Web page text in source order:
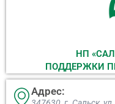
НП
ПОДДЕРЖКИ
Адрес: